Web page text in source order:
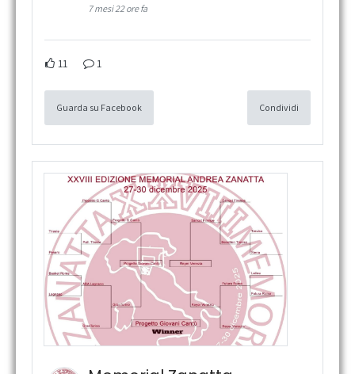
7 mesi 22 ore fa
11 1
Guarda su Facebook Condividi